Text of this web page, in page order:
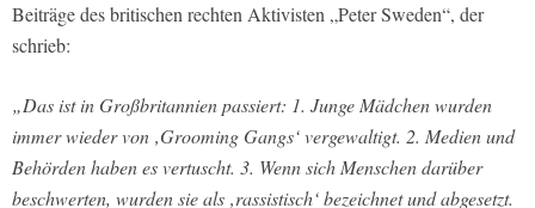
Beiträge des britischen rechten Aktivisten „Peter Sweden“, der
schrieb:
„Das ist in Großbritannien passiert: 1. Junge Mädchen wurden
immer wieder von ‚Grooming Gangs‘ vergewaltigt. 2. Medien und
Behörden haben es vertuscht. 3. Wenn sich Menschen darüber
beschwerten, wurden sie als ‚rassistisch‘ bezeichnet und abgesetzt.